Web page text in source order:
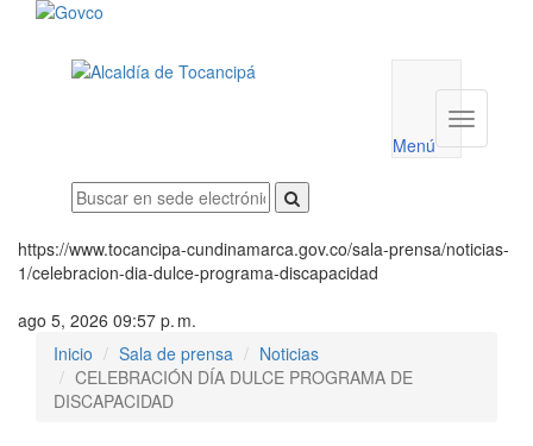
utilidades
Menú
Menú
https://www.tocancipa-cundinamarca.gov.co/sala-prensa/noticias-
1/celebracion-dia-dulce-programa-discapacidad
ago 5, 2026 09:57 p. m.
Inicio
Sala de prensa
Noticias
CELEBRACIÓN DÍA DULCE PROGRAMA DE
DISCAPACIDAD